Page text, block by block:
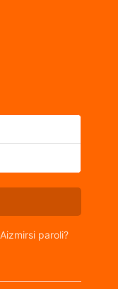
Aizmirsi paroli?